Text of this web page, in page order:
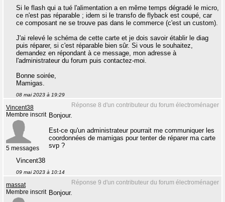
Si le flash qui a tué l'alimentation a en même temps dégradé le micro,
ce n'est pas réparable ; idem si le transfo de flyback est coupé, car
ce composant ne se trouve pas dans le commerce (c'est un custom).
J'ai relevé le schéma de cette carte et je dois savoir établir le diag
puis réparer, si c'est réparable bien sûr. Si vous le souhaitez,
demandez en répondant à ce message, mon adresse à
l'administrateur du forum puis contactez-moi.
Bonne soirée,
Mamigas.
08 mai 2023 à 19:29
Réponse 8 d'un contributeur du forum électroménager
Vincent38
Membre inscrit
5 messages
Bonjour.
Est-ce qu'un administrateur pourrait me communiquer les
coordonnées de mamigas pour tenter de réparer ma carte
svp ?
Vincent38
09 mai 2023 à 10:14
Réponse 9 d'un contributeur du forum électroménager
massat
Membre inscrit Bonjour.